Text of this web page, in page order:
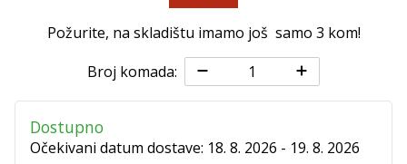
1 min. čitanja
Požurite, na skladištu imamo još samo 3 kom!
Broj komada:
Dostupno
Očekivani datum dostave: 18. 8. 2026 - 19. 8. 2026